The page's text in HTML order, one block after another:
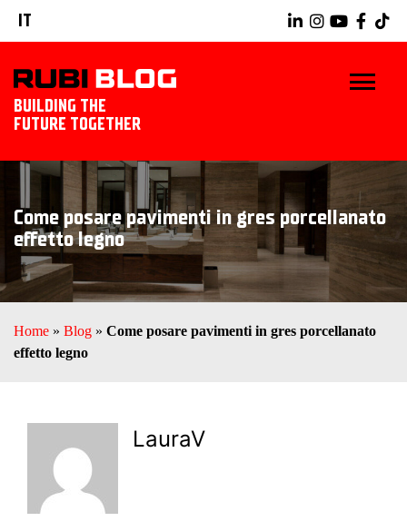
IT
BUILDING THE
FUTURE TOGETHER
BLOG
TRUCCHI E CONSIGLI
IDEE E PROGETTI
SCOPRI RUBI
Come posare pavimenti in gres porcellanato
effetto legno
Home » Blog » Come posare pavimenti in gres porcellanato
effetto legno
LauraV